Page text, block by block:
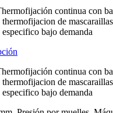
continua con
thermofijacion de
bajo demanda
continua con
thermofijacion de
bajo demanda